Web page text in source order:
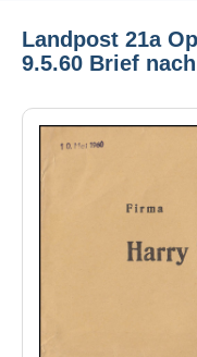
Landpost 21a
9.5.60 Brief